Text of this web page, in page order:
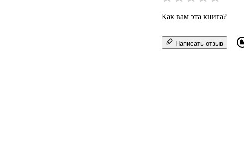
Как вам эта книга?
Написать отзыв